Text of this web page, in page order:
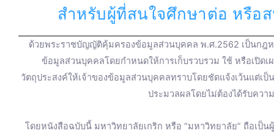
สำหรับผู้ที่สนใจศึกษาต่อ หรือ
ด้วยพระราชบัญญัติคุ้มครองข้อมูลส่วนบุคคล พ.ศ.2562 เป็นกฎ
ข้อมูลส่วนบุคคลโดยกำหนดให้การเก็บรวบรวม ใช้ หรือเปิ
วัตถุประสงค์ให้เจ้าของข้อมูลส่วนบุคคลทราบโดยชัดแจ้งเว้นแต่
ประมวลผลโดยไม่ต้องได้รับคว
โดยหนังสือฉบับนี้ มหาวิทยาลัยเกริก หรือ “มหาวิทยาลัย” ถือเ